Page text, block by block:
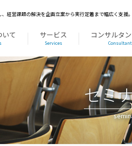
経営課題の解決を企画立案から実行定着まで幅広く支援。
て サービス
Services
コンサルタ
セミ